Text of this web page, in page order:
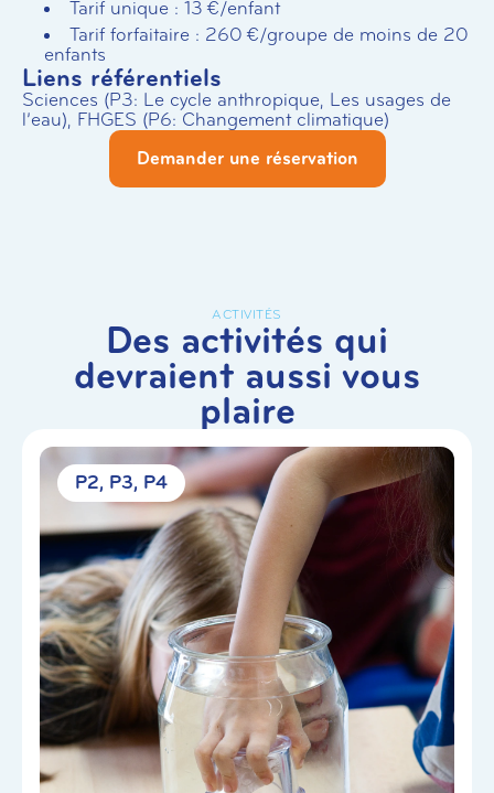
Tarif unique : 13 €/enfant
Tarif forfaitaire : 260 €/groupe de moins de 20
enfants
Liens référentiels
Sciences (P3: Le cycle anthropique, Les usages de
l’eau), FHGES (P6: Changement climatique)
Demander une réservation
ACTIVITÉS
Des activités qui
devraient aussi vous
plaire
P2 P3 P4